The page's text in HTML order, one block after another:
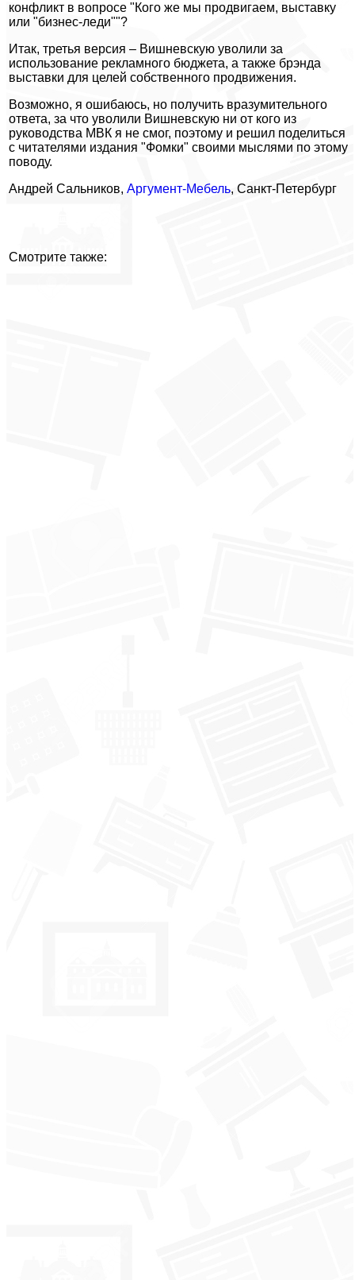
конфликт в вопросе "Кого же мы продвигаем, выставку
или "бизнес-леди""?
Итак, третья версия – Вишневскую уволили за
использование рекламного бюджета, а также брэнда
выставки для целей собственного продвижения.
Возможно, я ошибаюсь, но получить вразумительного
ответа, за что уволили Вишневскую ни от кого из
руководства МВК я не смог, поэтому и решил поделиться
с читателями издания "Фомки" своими мыслями по этому
поводу.
Андрей Сальников, Аргумент-Мебель, Санкт-Петербург
Смотрите также: